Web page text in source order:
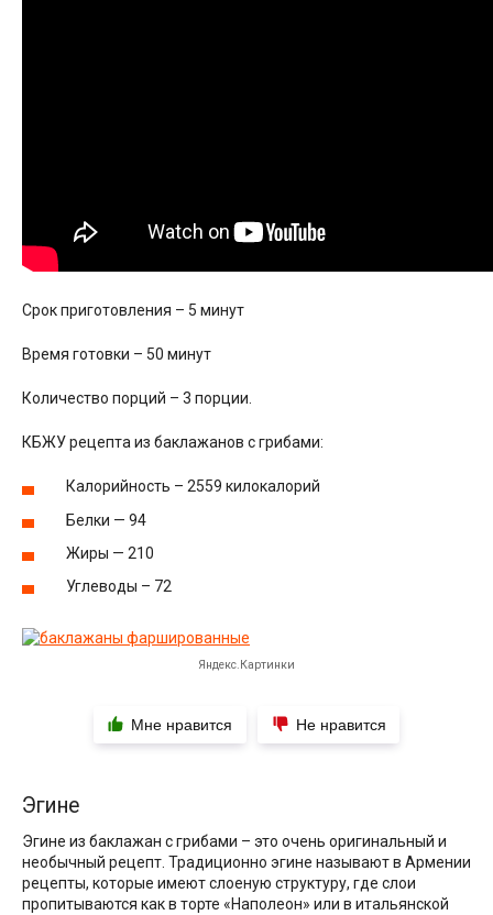
Срок приготовления – 5 минут
Время готовки – 50 минут
Количество порций – 3 порции.
КБЖУ рецепта из баклажанов с грибами:
Калорийность – 2559 килокалорий
Белки — 94
Жиры — 210
Углеводы – 72
Яндекс.Картинки
Мне нравится Не нравится
Эгине
Эгине из баклажан с грибами – это очень оригинальный и
необычный рецепт. Традиционно эгине называют в Армении
рецепты, которые имеют слоеную структуру, где слои
пропитываются как в торте «Наполеон» или в итальянской